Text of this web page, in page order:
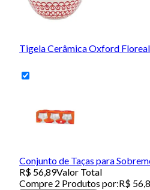
Tigela Cerâmica Oxford
Conjunto de Taças para
R$ 56,89Valor Total
Compre 2 Produtos por:R$